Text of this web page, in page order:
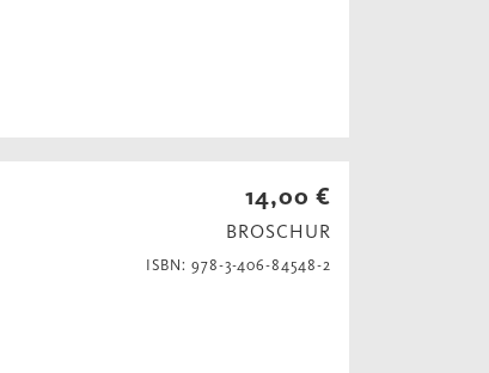
14,00 €
BROSCHUR
ISBN: 978-3-406-84548-2